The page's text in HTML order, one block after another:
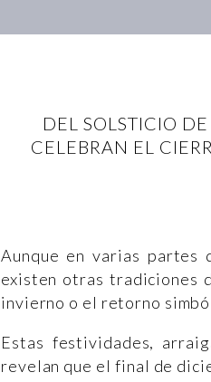
DEL SOLSTICIO
CELEBRAN EL
Aunque en varias partes
existen otras tradiciones
invierno o el retorno
Estas festividades,
revelan que el final de